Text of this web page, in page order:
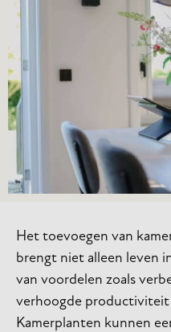
Het toevoegen van
brengt niet alleen leven
van voordelen zoals
verhoogde productiviteit
Kamerplanten kunnen